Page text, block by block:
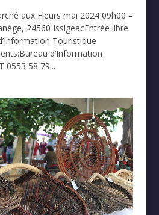
aux Fleurs mai 2024 09h00 –
24560 IssigeacEntrée libre
Touristique
d’Information
0553 58 79...